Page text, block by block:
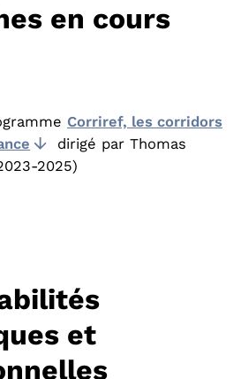
en cours
Corriref, les corridors
dirigé par Thomas
2025)
et